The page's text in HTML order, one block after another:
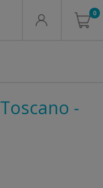
0
Toscano -